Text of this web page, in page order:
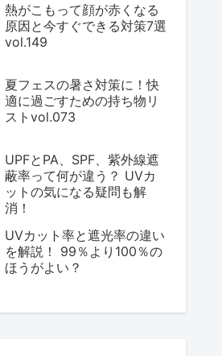
熱がこもって顔が赤くなる
原因と今すぐできる対策7選
vol.149
夏フェスの暑さ対策に！快
適に過ごすための持ち物リ
ストvol.073
UPFとPA、SPF、紫外線遮
蔽率って何が違う？ UVカ
ットの気になる疑問も解
消！
UVカット率と遮光率の違い
を解説！ 99％より100％の
ほうがよい？